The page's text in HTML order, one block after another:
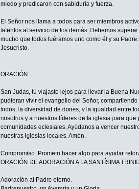
miedo y predicaron con sabiduría y fuerza.
El Señor nos llama a todos para ser miembros
talentos al servicio de los demás. Debemos
mucho que todos fuéramos uno como él y su
Jesucristo.
ORACIÓN
San Judas, tú viajaste lejos para llevar la Buena
pudieran vivir el evangelio del Señor,
todos, la diversidad de dones, y la igualdad entre
nosotros y a nuestros líderes de la iglesia para
comunidades eclesiales. Ayúdanos a vencer
nuestras iglesias locales. Amén.
Compromiso. Prometo hacer algo para ayudar
ORACIÓN DE ADORACIÓN A LA SANTÍSIMA
Adoración al Padre eterno.